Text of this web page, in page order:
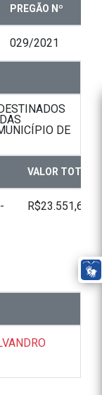
PREGÃO Nº
029/2021
DE
VALOR TOTAL
R$23.551,68